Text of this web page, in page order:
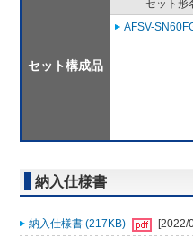
セット構成品
セット形
AFSV-
納入仕様書
納入仕様書 (217KB) [2022/